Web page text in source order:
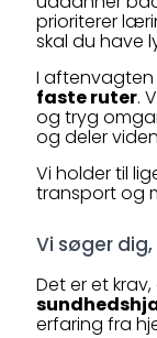
prioriterer
skal du have
I aftenvagten
faste ruter.
og tryg
og deler
Vi holder til
transport og
Vi søger
Det er et
erfaring fra